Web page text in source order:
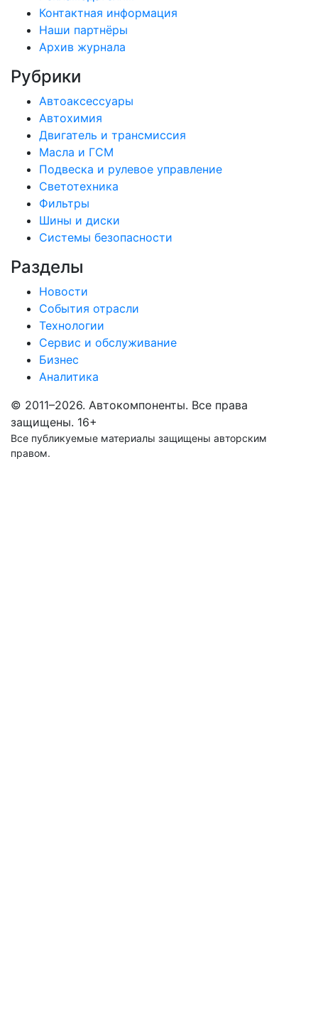
Контактная информация
Наши партнёры
Архив журнала
Рубрики
Автоаксессуары
Автохимия
Двигатель и трансмиссия
Масла и ГСМ
Подвеска и рулевое управление
Светотехника
Фильтры
Шины и диски
Системы безопасности
Разделы
Новости
События отрасли
Технологии
Сервис и обслуживание
Бизнес
Аналитика
© 2011–2026. Автокомпоненты. Все права
защищены. 16+
Все публикуемые материалы защищены авторским
правом.